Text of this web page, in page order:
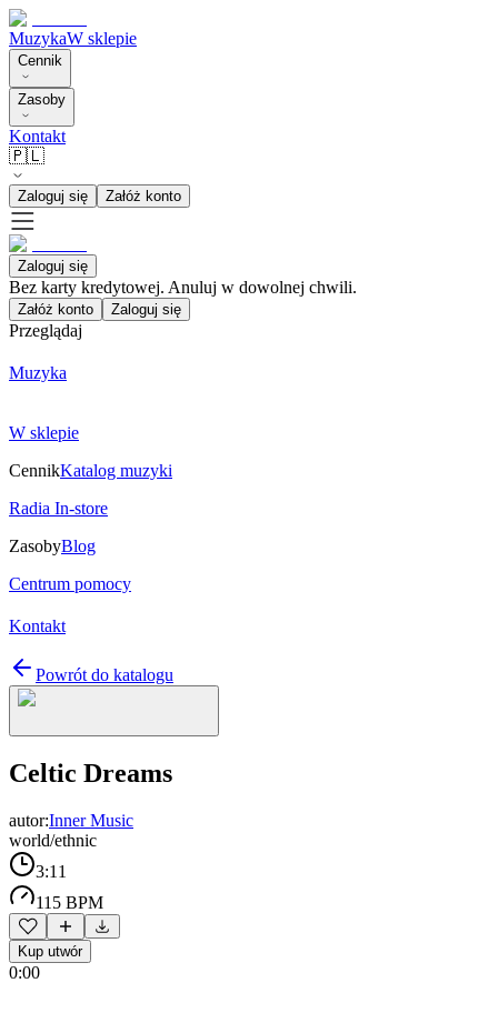
MuzykaW sklepie
Cennik
Zasoby
Kontakt
🇵🇱
Zaloguj się Załóż konto
Zaloguj się
Bez karty kredytowej. Anuluj w dowolnej chwili.
Załóż konto Zaloguj się
Przeglądaj
Muzyka
W sklepie
CennikKatalog muzyki
Radia In-store
ZasobyBlog
Centrum pomocy
Kontakt
Powrót do katalogu
Celtic Dreams
autor:Inner Music
world/ethnic
3:11
115 BPM
Kup utwór
0:00